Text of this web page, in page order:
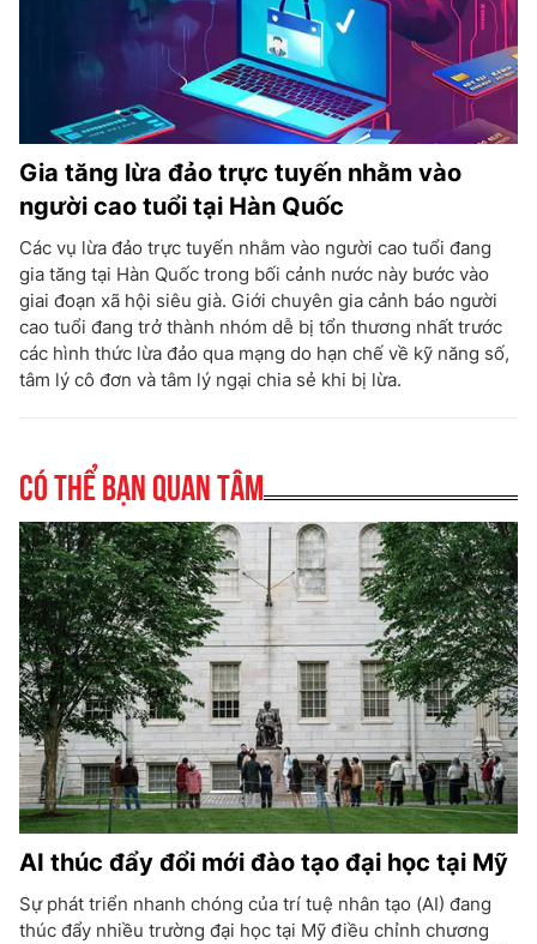
Gia tăng lừa đảo trực tuyến nhằm vào
người cao tuổi tại Hàn Quốc
Các vụ lừa đảo trực tuyến nhằm vào người cao tuổi đang
gia tăng tại Hàn Quốc trong bối cảnh nước này bước vào
giai đoạn xã hội siêu già. Giới chuyên gia cảnh báo người
cao tuổi đang trở thành nhóm dễ bị tổn thương nhất trước
các hình thức lừa đảo qua mạng do hạn chế về kỹ năng số,
tâm lý cô đơn và tâm lý ngại chia sẻ khi bị lừa.
Có thể bạn quan tâm
AI thúc đẩy đổi mới đào tạo đại học tại Mỹ
Sự phát triển nhanh chóng của trí tuệ nhân tạo (AI) đang
thúc đẩy nhiều trường đại học tại Mỹ điều chỉnh chương